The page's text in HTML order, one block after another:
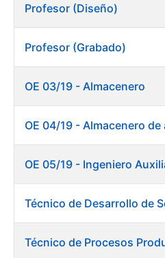
Profesor (Diseño)
Profesor (Grabado)
OE 03/19 - Almacenero
Técnico de Desarrollo de
Técnico de Procesos